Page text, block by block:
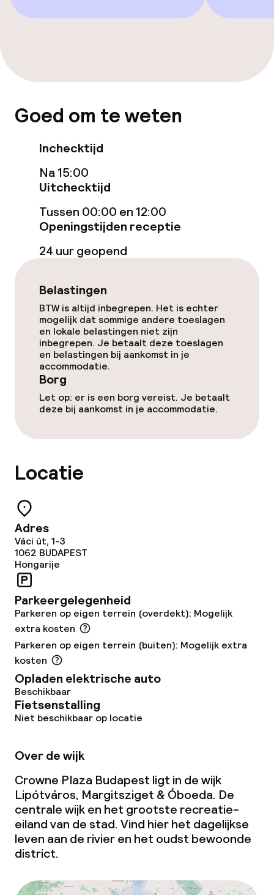
Voor toegankelijkheid
Kamers
Voor toegankelijkheid
geoptimaliseerde kamers beschikbaar
Zwemmen & wellness
Fitnessruimte / gym
Entertainment
Betaalde wifi
Tuin
Terras
Zonneterras
Eet- en drinkgelegenheden
Restaurant
Bar
Eet- en drinkdiensten
Ontbijtbuffet
Ontbijt à la carte
Lunch à la carte
Dinerbuffet
Diner à la carte
Diner, vast menu
Roomservice
Goed om te weten
Inchecktijd
Na 15:00
Uitchecktijd
Tussen 00:00 en 12:00
Openingstijden receptie
24 uur geopend
Belastingen
BTW is altijd inbegrepen. Het is echter
mogelijk dat sommige andere toeslagen
en lokale belastingen niet zijn
inbegrepen. Je betaalt deze toeslagen
en belastingen bij aankomst in je
accommodatie.
Borg
Let op: er is een borg vereist. Je betaalt
deze bij aankomst in je accommodatie.
Locatie
Adres
Váci út, 1-3
1062 BUDAPEST
Hongarije
Parkeergelegenheid
Parkeren op eigen terrein (overdekt): Mogelijk
extra kosten
Parkeren op eigen terrein (buiten): Mogelijk extra
kosten
Opladen elektrische auto
Beschikbaar
Fietsenstalling
Niet beschikbaar op locatie
Over de wijk
Crowne Plaza Budapest ligt in de wijk
Lipótváros, Margitsziget & Óboeda. De
centrale wijk en het grootste recreatie-
eiland van de stad. Vind hier het dagelijkse
leven aan de rivier en het oudst bewoonde
district.